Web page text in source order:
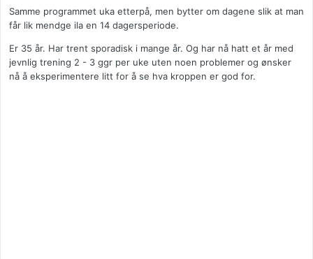
Samme programmet uka etterpå, men bytter om dagene slik at man
får lik mendge ila en 14 dagersperiode.
Er 35 år. Har trent sporadisk i mange år. Og har nå hatt et år med
jevnlig trening 2 - 3 ggr per uke uten noen problemer og ønsker
nå å eksperimentere litt for å se hva kroppen er god for.